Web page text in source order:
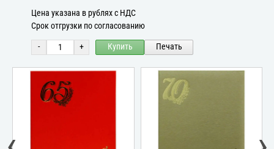
Цена указана в рублях с НДС
Срок отгрузки по согласованию
- + Купить Печать